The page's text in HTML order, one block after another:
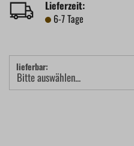
Lieferzeit:
6-7 Tage
lieferbar: